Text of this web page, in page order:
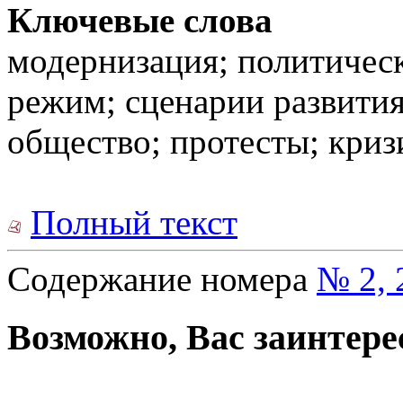
Ключевые слова
модернизация;
режим; сценарии
общество; протесты;
Полный текст
Содержание номера № 2,
Возможно, Вас